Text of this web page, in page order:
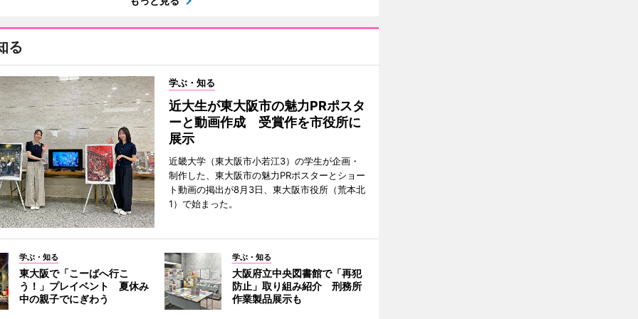
る
学ぶ・知る
近大生が東大阪市の魅力PRポスタ
ーと動画作成 受賞作を市役所に
展示
近畿大学（東大阪市小若江3）の学生が企画・
制作した、東大阪市の魅力PRポスターとショー
ト動画の掲出が8月3日、東大阪市役所（荒本北
1）で始まった。
学ぶ・知る
東大阪で「こーばへ行こ
う！」プレイベント 夏休み
中の親子でにぎわう
学ぶ・知る
大阪府立中央図書館で「再犯
防止」取り組み紹介 刑務所
作業製品展示も